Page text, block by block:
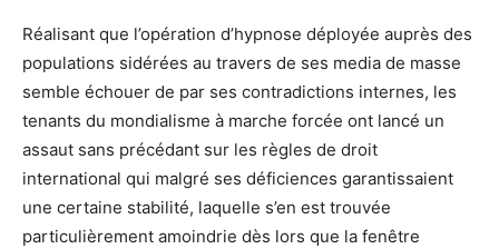
Réalisant que l’opération d’hypnose déployée auprès des
populations sidérées au travers de ses media de masse
semble échouer de par ses contradictions internes, les
tenants du mondialisme à marche forcée ont lancé un
assaut sans précédant sur les règles de droit
international qui malgré ses déficiences garantissaient
une certaine stabilité, laquelle s’en est trouvée
particulièrement amoindrie dès lors que la fenêtre